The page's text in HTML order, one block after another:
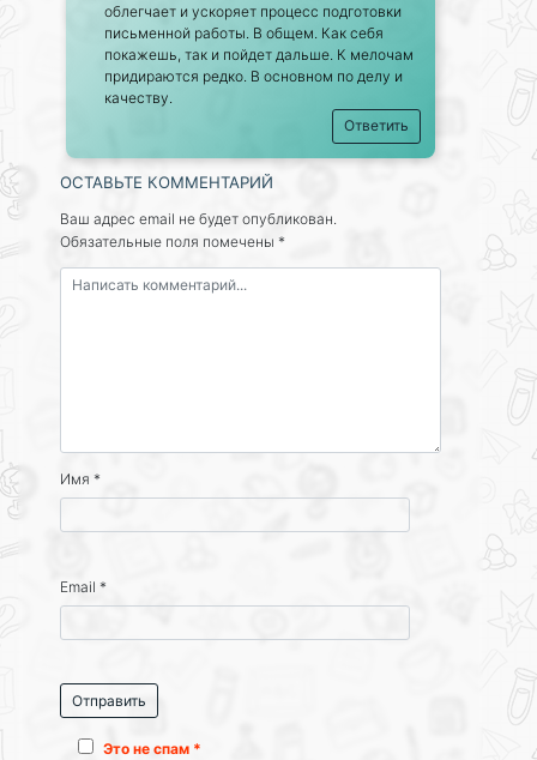
облегчает и ускоряет процесс подготовки
письменной работы. В общем. Как себя
покажешь, так и пойдет дальше. К мелочам
придираются редко. В основном по делу и
качеству.
Ответить
ОСТАВЬТЕ КОММЕНТАРИЙ
Ваш адрес email не будет опубликован.
Обязательные поля помечены *
Имя *
Email *
Это не спам *